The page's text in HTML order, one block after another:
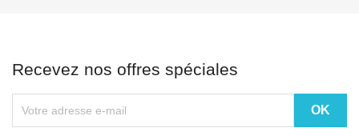
Recevez nos offres spéciales